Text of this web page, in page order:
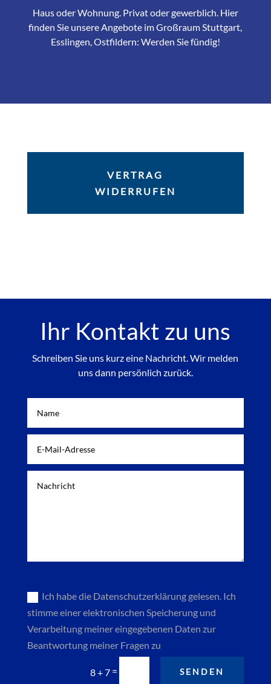
Haus oder Wohnung. Privat oder gewerblich. Hier
finden Sie unsere Angebote im Großraum Stuttgart,
Esslingen, Ostfildern: Werden Sie fündig!
VERTRAG
WIDERRUFEN
Ihr Kontakt zu uns
Schreiben Sie uns kurz eine Nachricht. Wir melden
uns dann persönlich zurück.
Ich habe die Datenschutzerklärung gelesen. Ich
stimme einer elektronischen Speicherung und
Verarbeitung meiner eingegebenen Daten zur
Beantwortung meiner Fragen zu
8 + 7 = SENDEN